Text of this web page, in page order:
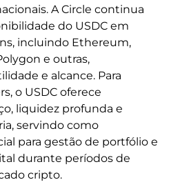
A Circle continua
do USDC em
incluindo Ethereum,
e outras,
e alcance. Para
o USDC oferece
liquidez profunda e
servindo como
para gestão de portfólio e
durante períodos de
cripto.